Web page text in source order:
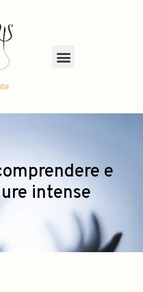
e
intense